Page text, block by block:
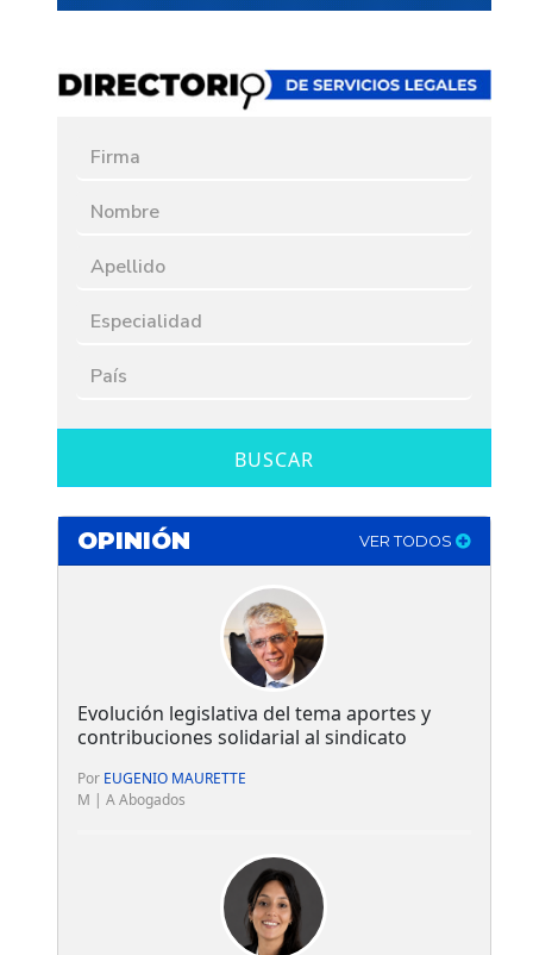
BUSCAR
OPINIÓN VER TODOS
Evolución legislativa del tema aportes y
contribuciones solidarial al sindicato
Por EUGENIO MAURETTE
M | A Abogados